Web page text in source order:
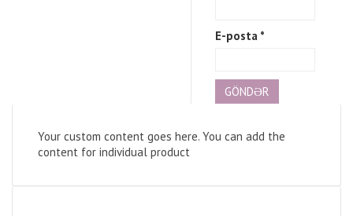
E-posta *
Your custom content goes here. You can add the
content for individual product